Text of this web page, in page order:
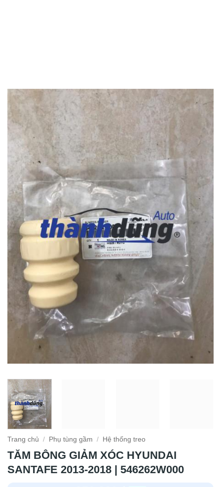
Trang chủ / Phụ tùng gầm / Hệ thống treo
TĂM BÔNG GIẢM XÓC HYUNDAI
SANTAFE 2013-2018 | 546262W000